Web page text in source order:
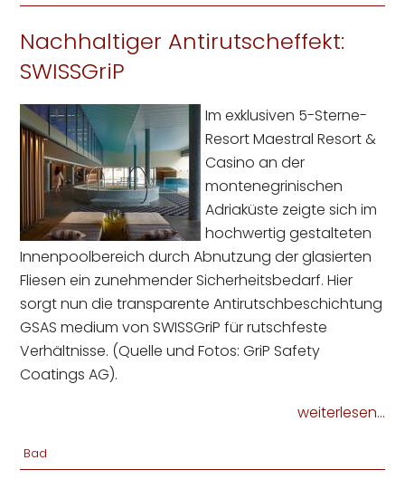
Nachhaltiger Antirutscheffekt:
SWISSGriP
Im exklusiven 5-Sterne-
Resort Maestral Resort &
Casino an der
montenegrinischen
Adriaküste zeigte sich im
hochwertig gestalteten
Innenpoolbereich durch Abnutzung der glasierten
Fliesen ein zunehmender Sicherheitsbedarf. Hier
sorgt nun die transparente Antirutschbeschichtung
GSAS medium von SWISSGriP für rutschfeste
Verhältnisse. (Quelle und Fotos: GriP Safety
Coatings AG).
weiterlesen...
Bad